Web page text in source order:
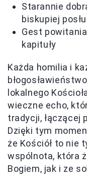
Starannie
biskupiej
Gest
kapituły
Każda homilia i
lokalnego
wieczne echo,
tradycji, łączącej
Dzięki tym
że Kościół to nie
wspólnota, która
Bogiem, jak i ze